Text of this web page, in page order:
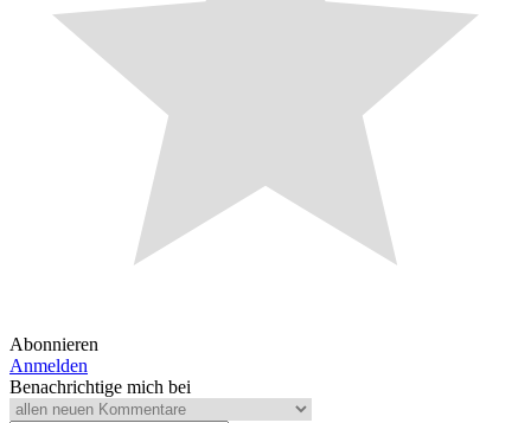
Abonnieren
Anmelden
Benachrichtige mich bei